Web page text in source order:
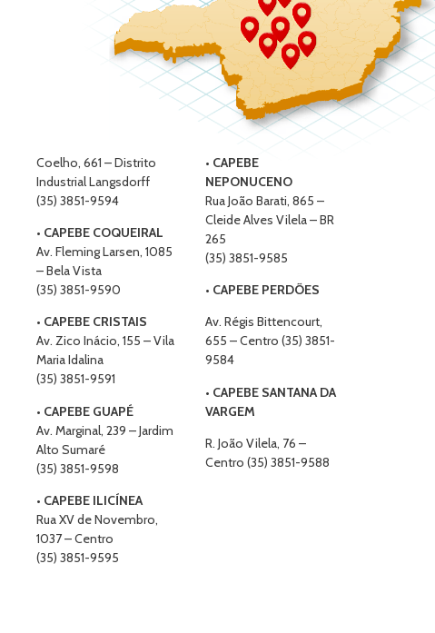
Coelho, 661 – Distrito
Industrial Langsdorff
(35) 3851-9594
• CAPEBE COQUEIRAL
Av. Fleming Larsen, 1085
– Bela Vista
(35) 3851-9590
• CAPEBE CRISTAIS
Av. Zico Inácio, 155 – Vila
Maria Idalina
(35) 3851-9591
• CAPEBE GUAPÉ
Av. Marginal, 239 – Jardim
Alto Sumaré
(35) 3851-9598
• CAPEBE ILICÍNEA
Rua XV de Novembro,
1037 – Centro
(35) 3851-9595
• CAPEBE
NEPONUCENO
Rua João Barati, 865 –
Cleide Alves Vilela – BR
265
(35) 3851-9585
• CAPEBE PERDÕES
Av. Régis Bittencourt,
655 – Centro (35) 3851-
9584
• CAPEBE SANTANA DA
VARGEM
R. João Vilela, 76 –
Centro (35) 3851-9588